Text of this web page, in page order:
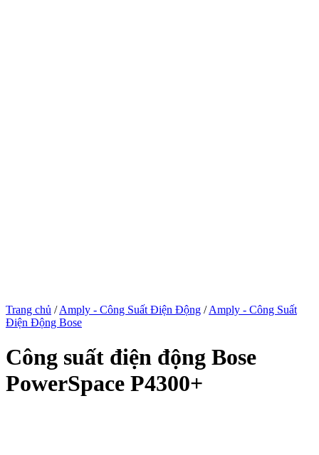
Trang chủ / Amply - Công Suất Điện Động / Amply - Công Suất
Điện Động Bose
Công suất điện động Bose
PowerSpace P4300+